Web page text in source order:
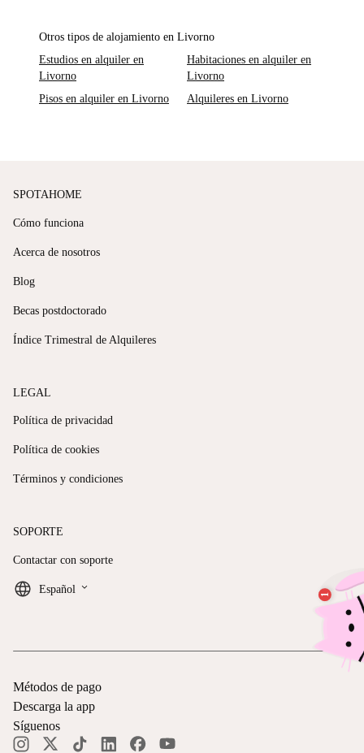
Otros tipos de alojamiento en Livorno
Estudios en alquiler en
Livorno
Habitaciones en alquiler en
Livorno
Pisos en alquiler en Livorno
Alquileres en Livorno
SPOTAHOME
Cómo funciona
Acerca de nosotros
Blog
Becas postdoctorado
Índice Trimestral de Alquileres
LEGAL
Política de privacidad
Política de cookies
Términos y condiciones
SOPORTE
Contactar con soporte
Español keyboard_arrow_down
Métodos de pago
Descarga la app
Síguenos